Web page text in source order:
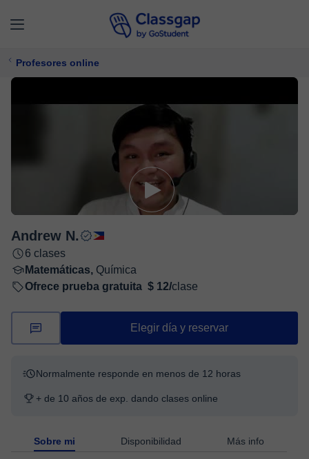
Profesores online
Andrew N.
6 clases
Matemáticas, Química
Ofrece prueba gratuita $ 12/clase
Elegir día y reservar
Normalmente responde en menos de 12 horas
+ de 10 años de exp. dando clases online
Sobre mi Disponibilidad Más info